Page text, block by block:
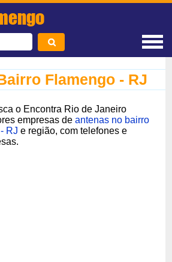
Flamengo - RJ
o Encontra Rio de Janeiro
empresas deantenas no bairro
RJ e região, com telefones e